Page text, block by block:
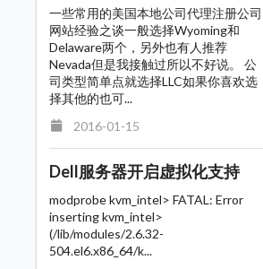
一些常用的美国本地公司代理注册公司
网站经验之谈一般选择Wyoming和
Delaware两个，另外也有人推荐
Nevada但是我接触过所以不好说。 公
司类型简单点就选择LLC如果你喜欢选
择其他的也可...
2016-01-15
Dell服务器开启虚拟化支持
modprobe kvm_intel> FATAL: Error
inserting kvm_intel>
(/lib/modules/2.6.32-
504.el6.x86_64/k...